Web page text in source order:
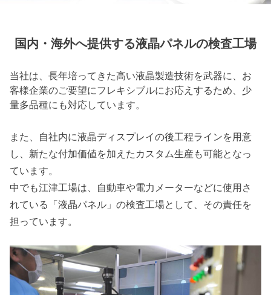
国内・海外へ提供する液晶パネルの検査工場
当社は、長年培ってきた高い液晶製造技術を武器に、お
客様企業のご要望にフレキシブルにお応えするため、少
量多品種にも対応しています。
また、自社内に液晶ディスプレイの後工程ラインを用意
し、新たな付加価値を加えたカスタム生産も可能となっ
ています。
中でも江津工場は、自動車や電力メーターなどに使用さ
れている「液晶パネル」の検査工場として、その責任を
担っています。